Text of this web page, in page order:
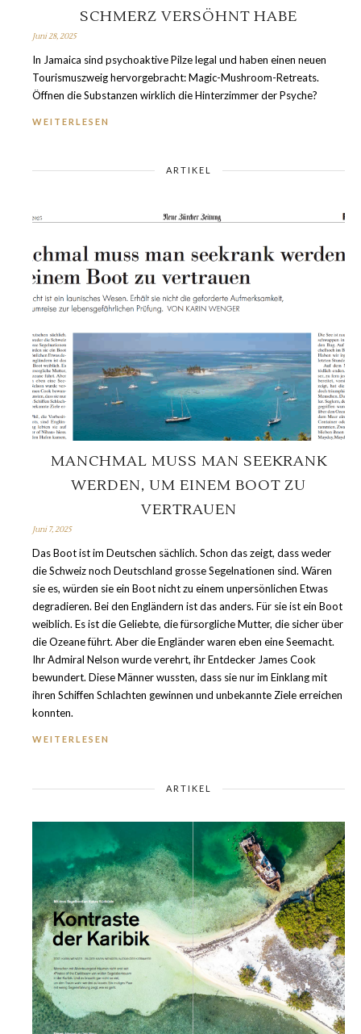
SCHMERZ VERSÖHNT HABE
Juni 28, 2025
In Jamaica sind psychoaktive Pilze legal und haben einen neuen
Tourismuszweig hervorgebracht: Magic-Mushroom-Retreats.
Öffnen die Substanzen wirklich die Hinterzimmer der Psyche?
WEITERLESEN
ARTIKEL
MANCHMAL MUSS MAN SEEKRANK
WERDEN, UM EINEM BOOT ZU
VERTRAUEN
Juni 7, 2025
Das Boot ist im Deutschen sächlich. Schon das zeigt, dass weder
die Schweiz noch Deutschland grosse Segelnationen sind. Wären
sie es, würden sie ein Boot nicht zu einem unpersönlichen Etwas
degradieren. Bei den Engländern ist das anders. Für sie ist ein Boot
weiblich. Es ist die Geliebte, die fürsorgliche Mutter, die sicher über
die Ozeane führt. Aber die Engländer waren eben eine Seemacht.
Ihr Admiral Nelson wurde verehrt, ihr Entdecker James Cook
bewundert. Diese Männer wussten, dass sie nur im Einklang mit
ihren Schiffen Schlachten gewinnen und unbekannte Ziele erreichen
konnten.
WEITERLESEN
ARTIKEL